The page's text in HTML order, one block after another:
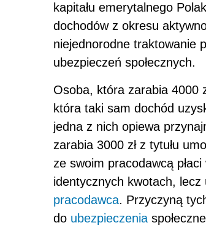
kapitału emerytalnego
dochodów z okresu
niejednorodne traktowanie
ubezpieczeń społecznych.
Osoba, która zarabia 4000
która taki sam dochód
jedna z nich opiewa
zarabia 3000 zł z tytułu
ze swoim pracodawcą
identycznych kwotach, lecz
pracodawca. Przyczyną
do ubezpieczenia